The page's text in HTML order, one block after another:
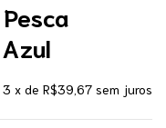
3 x de R$39,67 sem juros